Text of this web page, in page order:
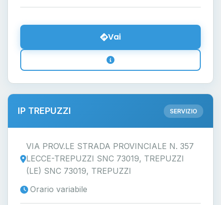
Vai
IP TREPUZZI SERVIZIO
VIA PROV.LE STRADA PROVINCIALE N. 357
LECCE-TREPUZZI SNC 73019, TREPUZZI
(LE) SNC 73019, TREPUZZI
Orario variabile